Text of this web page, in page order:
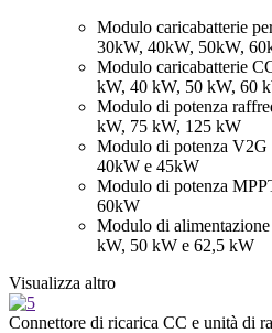
Modulo caricabatterie
30kW, 40kW, 50kW,
Modulo caricabatterie
kW, 40 kW, 50 kW, 60
Modulo di potenza
kW, 75 kW, 125 kW
Modulo di potenza
40kW e 45kW
Modulo di potenza
60kW
Modulo di
kW, 50 kW e 62,5 kW
Visualizza altro
Connettore di ricarica CC e unità di